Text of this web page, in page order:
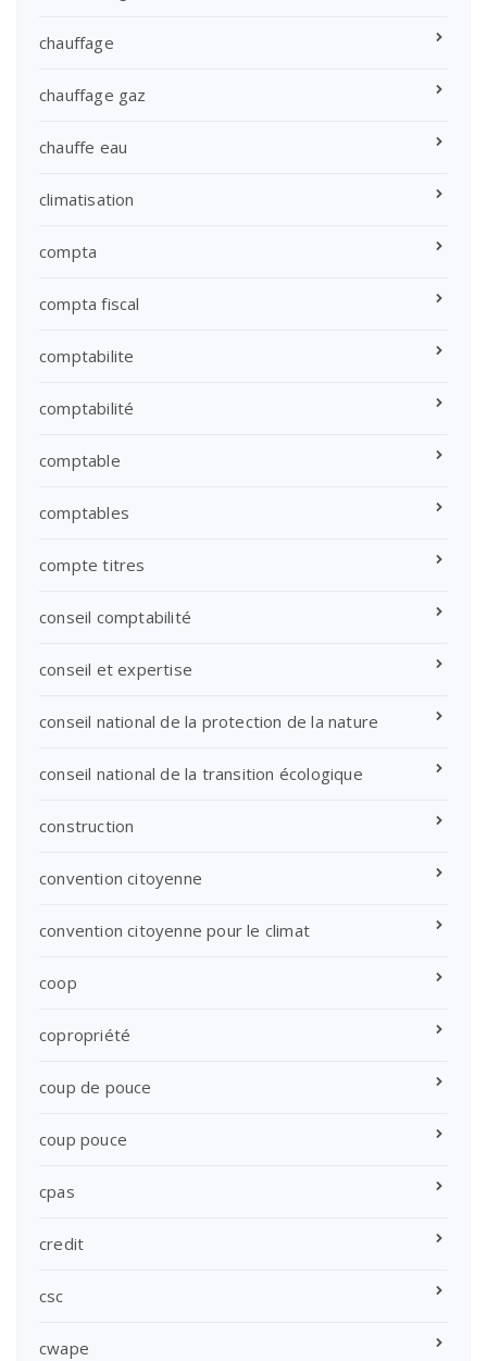
chauffage
chauffage gaz
chauffe eau
climatisation
compta
compta fiscal
comptabilite
comptabilité
comptable
comptables
compte titres
conseil comptabilité
conseil et expertise
conseil national de la protection de la nature
conseil national de la transition écologique
construction
convention citoyenne
convention citoyenne pour le climat
coop
copropriété
coup de pouce
coup pouce
cpas
credit
csc
cwape